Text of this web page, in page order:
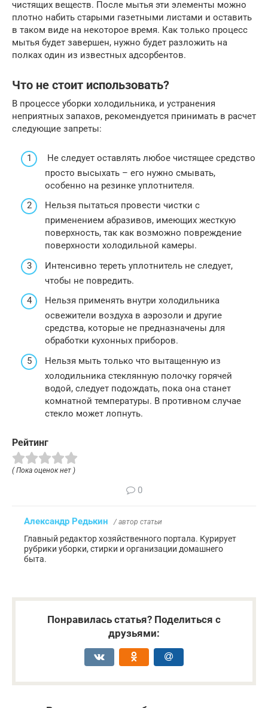
чистящих веществ. После мытья эти элементы можно
плотно набить старыми газетными листами и оставить
в таком виде на некоторое время. Как только процесс
мытья будет завершен, нужно будет разложить на
полках один из известных адсорбентов.
Что не стоит использовать?
В процессе уборки холодильника, и устранения
неприятных запахов, рекомендуется принимать в расчет
следующие запреты:
Не следует оставлять любое чистящее средство
просто высыхать – его нужно смывать,
особенно на резинке уплотнителя.
Нельзя пытаться провести чистки с
применением абразивов, имеющих жесткую
поверхность, так как возможно повреждение
поверхности холодильной камеры.
Интенсивно тереть уплотнитель не следует,
чтобы не повредить.
Нельзя применять внутри холодильника
освежители воздуха в аэрозоли и другие
средства, которые не предназначены для
обработки кухонных приборов.
Нельзя мыть только что вытащенную из
холодильника стеклянную полочку горячей
водой, следует подождать, пока она станет
комнатной температуры. В противном случае
стекло может лопнуть.
Рейтинг
( Пока оценок нет )
0
Александр Редькин / автор статьи
Главный редактор хозяйственного портала. Курирует
рубрики уборки, стирки и организации домашнего
быта.
Понравилась статья? Поделиться с
друзьями: